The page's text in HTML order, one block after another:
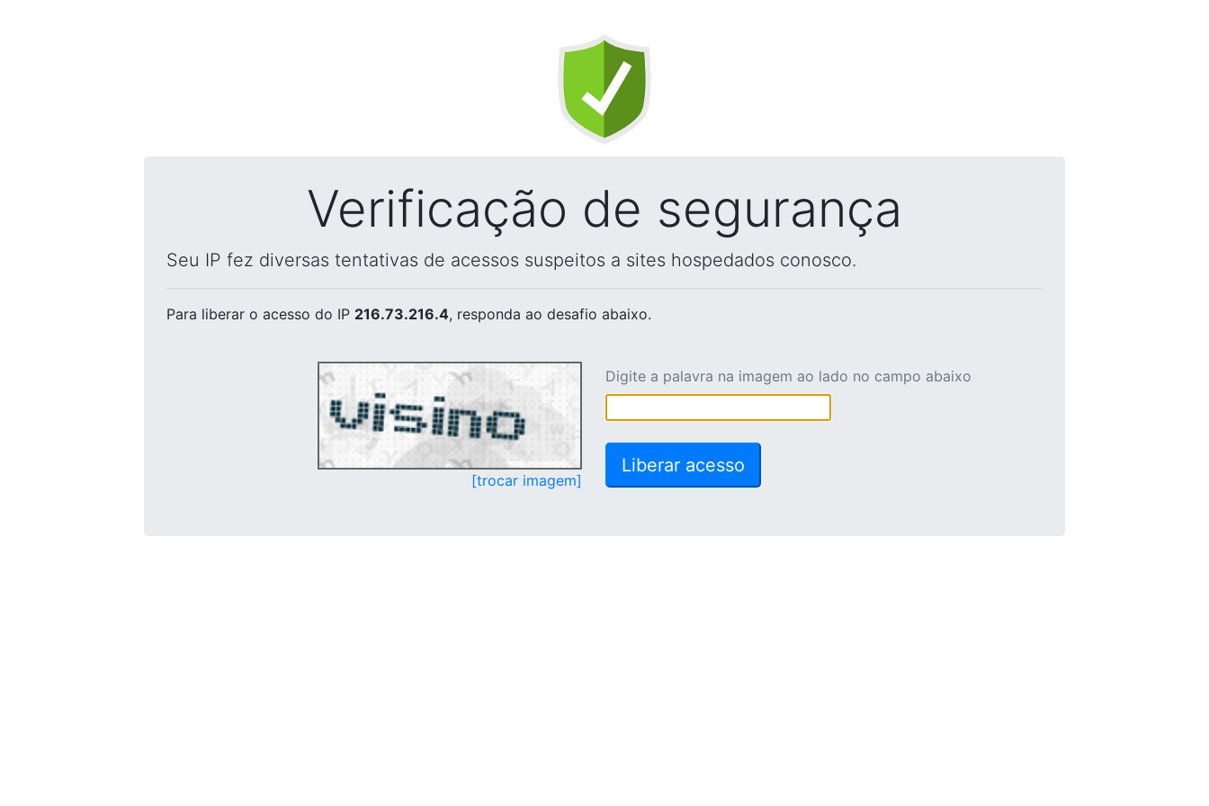
Verificação de segurança
Seu IP fez diversas tentativas de acessos suspeitos a sites hospedados conosco.
Para liberar o acesso do IP 216.73.216.4, responda ao desafio abaixo.
[trocar imagem]
Digite a palavra na imagem ao lado no campo abaixo